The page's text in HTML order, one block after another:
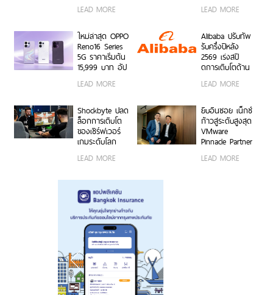
กว้างพิเศษ
0.6x ถ่ายคนสวย
สีผิวเป็น
ธรรมชาติทั้งภาพ
นิ่งและวิดีโอ ใน
ราคาเริ่มต้นเพียง
15,999 บาท
สมนาคุณสุดคุ้ม
ค่า!
LEAD MORE คุณสมบัติเด่น ใช้
งานได้ทั้งบนสมา
ร์ตโฟน OPPO
และระบบ iOS ใน
ราคา 2,999 บาท
LEAD MORE
ใหม่ล่าสุด OPPO
Reno16 Series
5G ราคาเริ่มต้น
15,999 บาท อัป
กว้างพิเศษ
สวยทั้งภาพและ
วิดีโอ พร้อม
ดีไซน์ดวงดาว 3
มิติ ครั้งแรกใน
LEAD MORE
Alibaba ปรับทัพ
รับครึ่งปีหลัง
2569 เร่งสปี
ดการเติบโตด้าน
ขององค์กร
และการขยาย
โครงสร้างพื้นฐาน
ทั่วโลก
LEAD MORE
Shockbyte ปลด
ล็อกการเติบโต
ของเซิร์ฟเวอร์
เกมระดับโลก
เซิร์ฟเวอร์
AMD
LEAD MORE
ยิบอินซอย เน็กซ์
ก้าวสู่ระดับสูงสุด
VMware
Pinnacle Partner
VMware by
LEAD MORE